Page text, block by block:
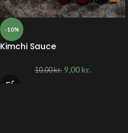
-10%
Kimchi Sauce
10,00kr. 9,00kr.